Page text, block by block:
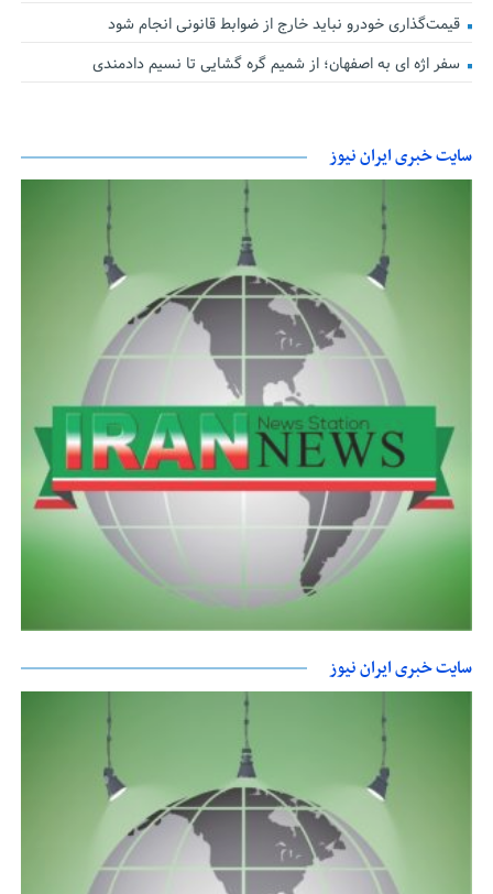
قیمت‌گذاری خودرو نباید خارج از ضوابط قانونی انجام شود
سفر اژه ای به اصفهان؛ از شمیم گره گشایی تا نسیم دادمندی
سایت خبری ایران نیوز
سایت خبری ایران نیوز